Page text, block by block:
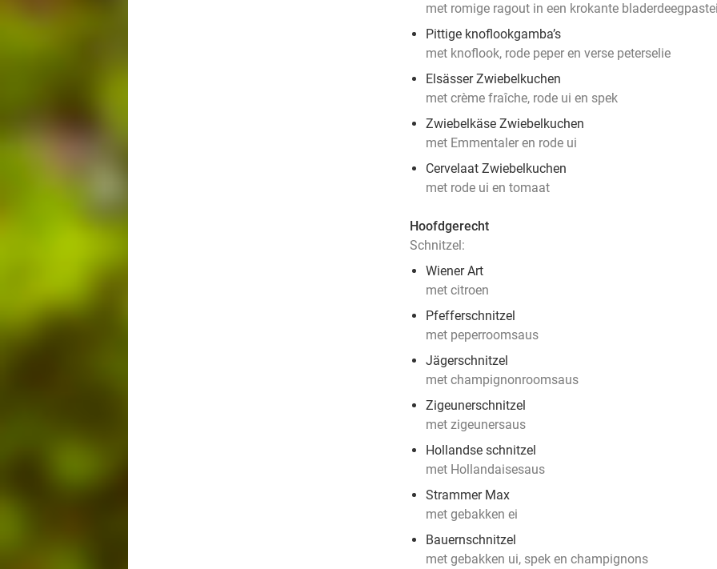
met romige ragout in een krokante
Pittige knoflookgamba’s
met knoflook, rode peper en verse peterselie
Elsässer Zwiebelkuchen
met crème fraîche, rode ui en spek
Zwiebelkäse Zwiebelkuchen
met Emmentaler en rode ui
Cervelaat Zwiebelkuchen
met rode ui en tomaat
Hoofdgerecht
Schnitzel:
Wiener Art
met citroen
Pfefferschnitzel
met peperroomsaus
Jägerschnitzel
met champignonroomsaus
Zigeunerschnitzel
met zigeunersaus
Hollandse schnitzel
met Hollandaisesaus
Strammer Max
met gebakken ei
Bauernschnitzel
met gebakken ui, spek en champignons